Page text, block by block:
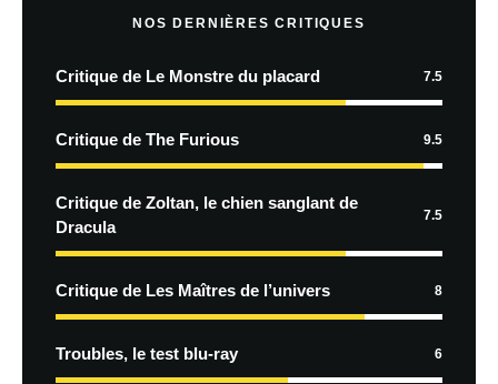
NOS DERNIÈRES CRITIQUES
Critique de Le Monstre du placard 7.5
Critique de The Furious 9.5
Critique de Zoltan, le chien sanglant de
Dracula
7.5
Critique de Les Maîtres de l’univers 8
Troubles, le test blu-ray 6